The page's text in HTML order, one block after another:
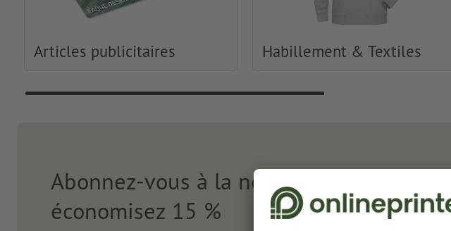
Articles publicitaires Habillement & Textiles
Abonnez-vous à la newsletter et
économisez 15 %